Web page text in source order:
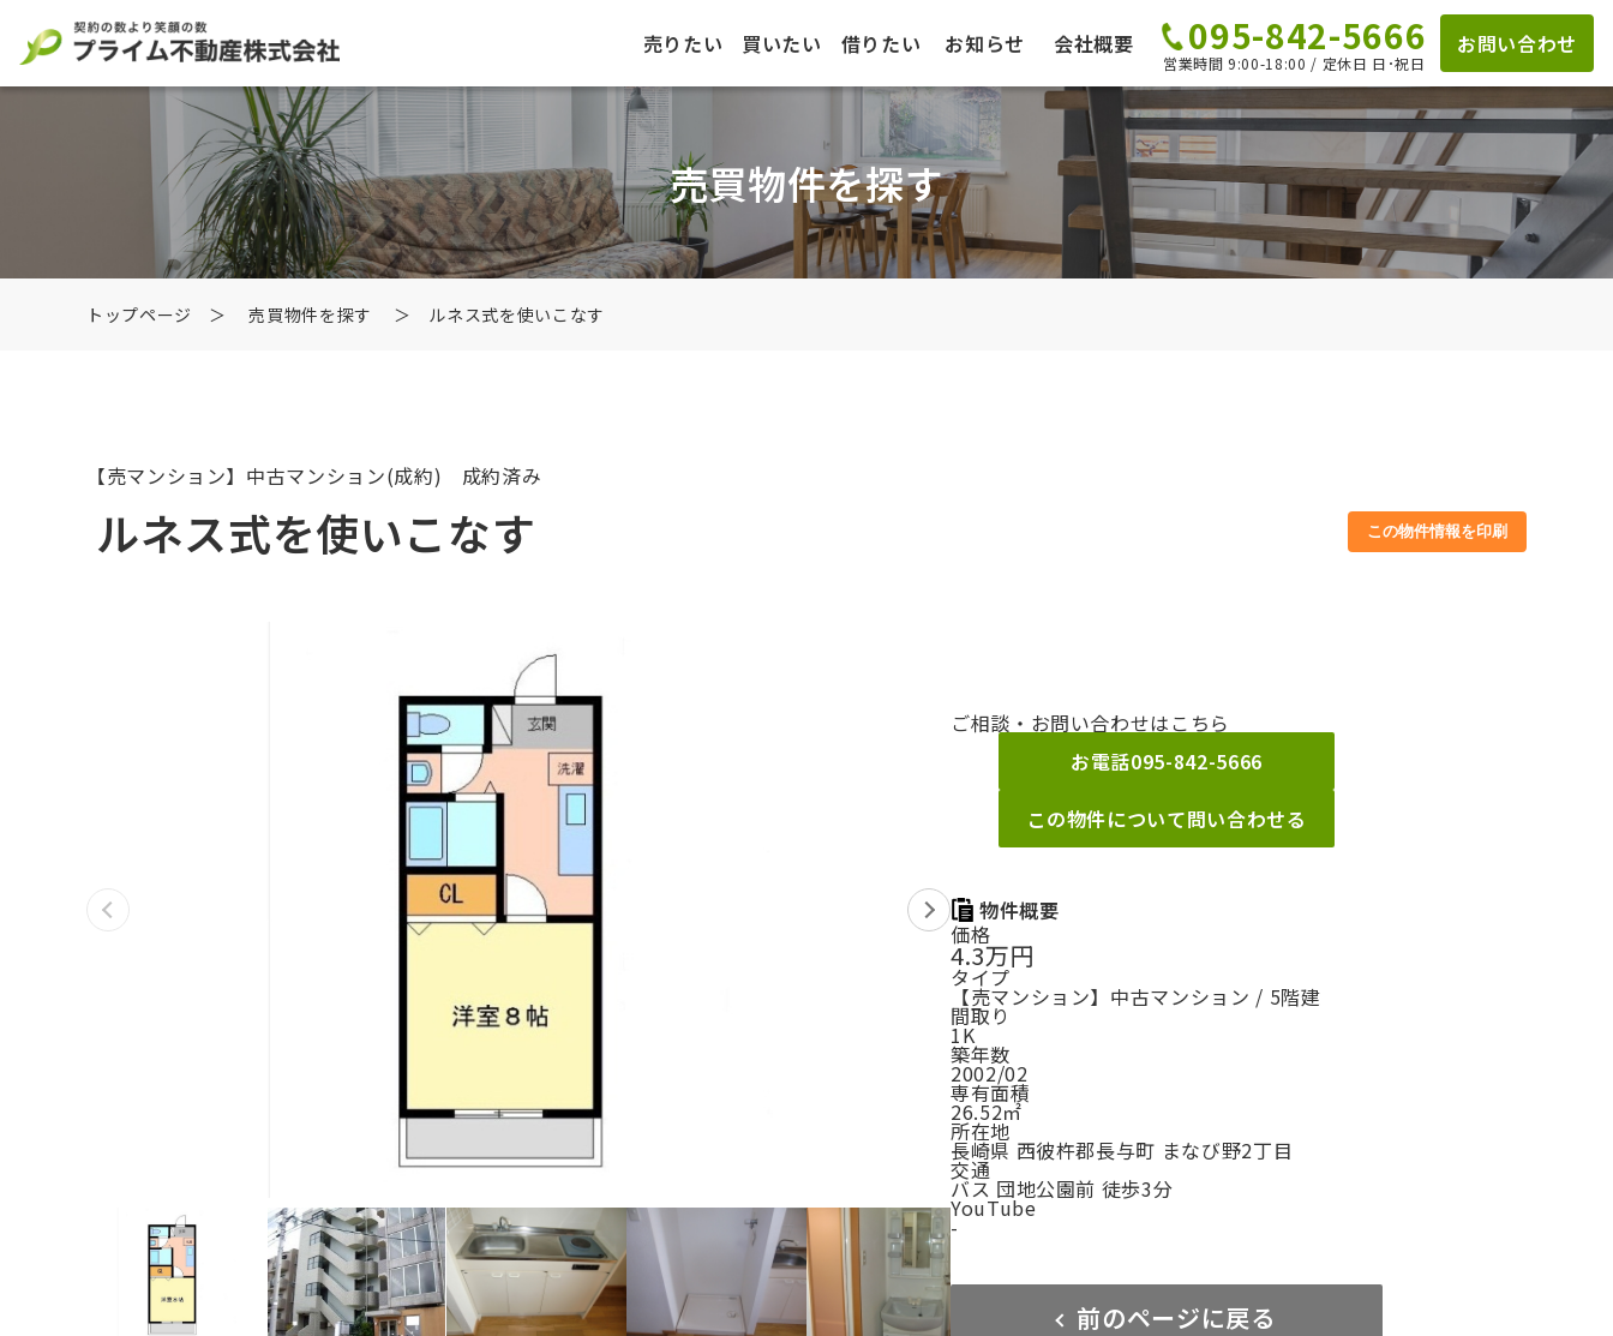
売りたい 買いたい 借りたい お知らせ 会社概要 095-842-5666
営業時間 9:00-18:00 / 定休日 日･祝日
お問い合わせ
売買物件を探す
トップページ ＞ 売買物件を探す ＞ ルネス式を使いこなす
【売マンション】中古マンション(成約) 成約済み
ルネス式を使いこなす この物件情報を印刷
ご相談・お問い合わせはこちら
お電話095-842-5666
この物件について問い合わせる
物件概要
価格
4.3万円
タイプ
【売マンション】中古マンション / 5階建
間取り
1K
築年数
2002/02
専有面積
26.52㎡
所在地
長崎県 西彼杵郡長与町 まなび野2丁目
交通
バス 団地公園前 徒歩3分
YouTube
-
前のページに戻る